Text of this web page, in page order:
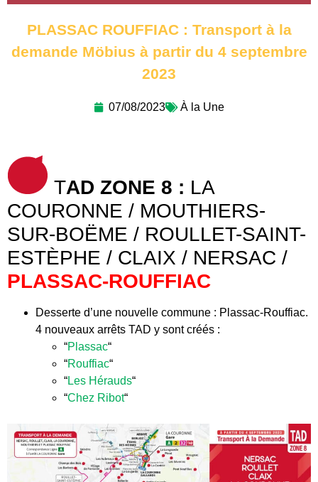
PLASSAC ROUFFIAC : Transport à la
demande Möbius à partir du 4 septembre
2023
07/08/2023 À la Une
TAD ZONE 8 : LA
COURONNE / MOUTHIERS-
SUR-BOËME / ROULLET-SAINT-
ESTÈPHE / CLAIX / NERSAC /
PLASSAC-ROUFFIAC
Desserte d’une nouvelle commune : Plassac-Rouffiac.
4 nouveaux arrêts TAD y sont créés :
“Plassac“
“Rouffiac“
“Les Hérauds“
“Chez Ribot“